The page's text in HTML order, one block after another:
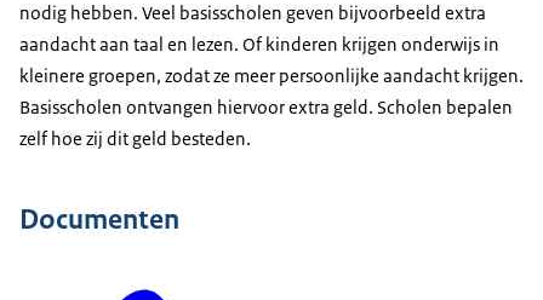
nodig hebben. Veel basisscholen geven bijvoorbeeld extra
aandacht aan taal en lezen. Of kinderen krijgen onderwijs in
kleinere groepen, zodat ze meer persoonlijke aandacht krijgen.
Basisscholen ontvangen hiervoor extra geld. Scholen bepalen
zelf hoe zij dit geld besteden.
Documenten